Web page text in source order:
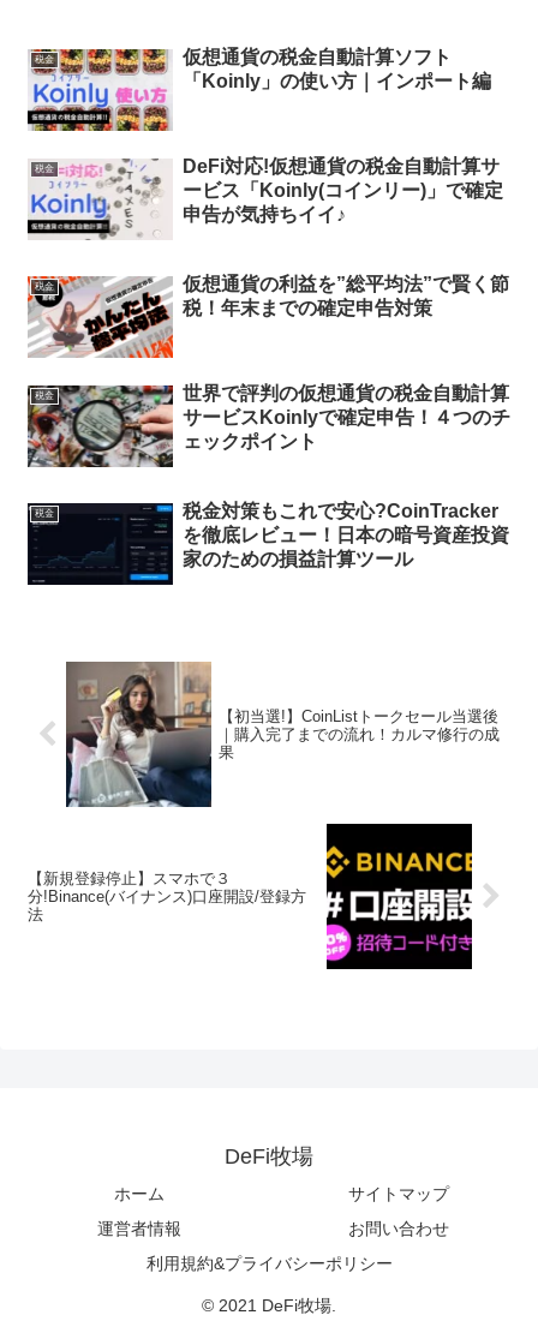
税金
仮想通貨の税金自動計算ソフト
「Koinly」の使い方｜インポート編
税金
DeFi対応!仮想通貨の税金自動計算サ
ービス「Koinly(コインリー)」で確定
申告が気持ちイイ♪
税金
仮想通貨の利益を”総平均法”で賢く節
税！年末までの確定申告対策
税金
世界で評判の仮想通貨の税金自動計算
サービスKoinlyで確定申告！４つのチ
ェックポイント
税金
税金対策もこれで安心?CoinTracker
を徹底レビュー！日本の暗号資産投資
家のための損益計算ツール
【初当選!】CoinListトークセール当選後
｜購入完了までの流れ！カルマ修行の成
果
【新規登録停止】スマホで３
分!Binance(バイナンス)口座開設/登録方
法
DeFi牧場
ホーム
サイトマップ
運営者情報
お問い合わせ
利用規約&プライバシーポリシー
© 2021 DeFi牧場.